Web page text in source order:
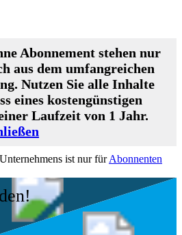
Abonnement stehen nur
aus dem umfangreichen
Nutzen Sie alle Inhalte
eines kostengünstigen
Laufzeit von 1 Jahr.
ist nur fürAbonnenten